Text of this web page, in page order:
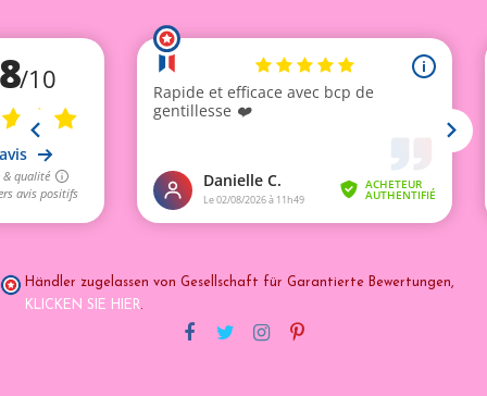
Händler zugelassen von Gesellschaft für Garantierte Bewertungen,
KLICKEN SIE HIER.